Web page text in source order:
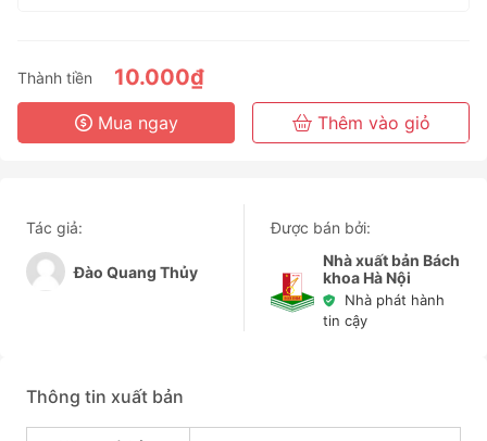
6 Tháng
3 Năm
Thành tiền 10.000₫
Mua ngay Thêm vào giỏ
Tác giả:
Đào Quang Thủy
Được bán bởi:
Nhà xuất bản Bách
khoa Hà Nội
Nhà phát hành
tin cậy
Thông tin xuất bản